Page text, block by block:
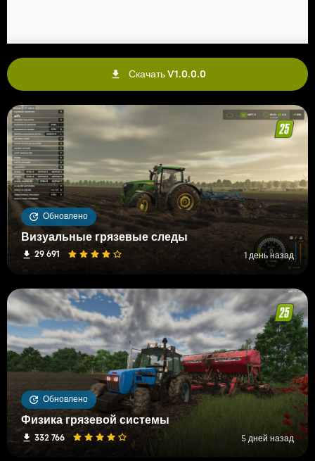
Скачать V1.0.0.0
Обновлено
Визуальные грязевые следы
29 691 1 день назад
Обновлено
Физика грязевой системы
332 766 5 дней назад